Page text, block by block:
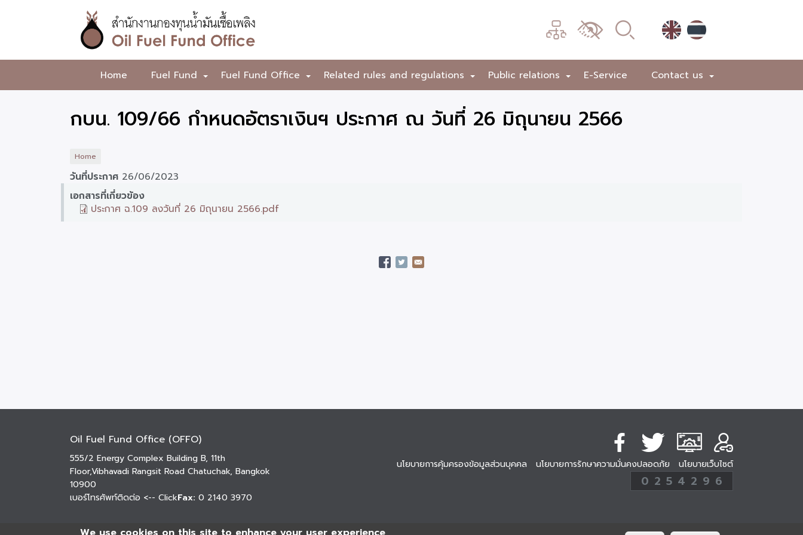
สำนักงาน
กองทุน
น้ำมัน
เพลิง
เมนู
เปลี่ยน
ผล
Home +
Fuel Fund +
Fuel Fund Office +
Related rules and regulations +
Public relations E-Service +
Contact us
กบน. 109/66 กำหนดอัตราเงินฯ ประกาศ ณ วันที่ 26 มิถุนายน 2566
Home
วันที่ประกาศ 26/06/2023
เอกสารที่เกี่ยวข้อง
ประกาศ ฉ.109 ลงวันที่ 26 มิถุนายน 2566.pdf
Oil Fuel Fund Office (OFFO)
555/2 Energy Complex Building B, 11th
Floor,Vibhavadi Rangsit Road Chatuchak, Bangkok
10900
เบอร์โทรศัพท์ติดต่อ <-- ClickFax: 0 2140 3970
นโยบายการคุ้มครองข้อมูลส่วนบุคคล นโยบายการรักษาความมั่นคงปลอดภัย นโยบายเว็บไซต์
254296
ครั้ง
0 2 5 4 2 9 6